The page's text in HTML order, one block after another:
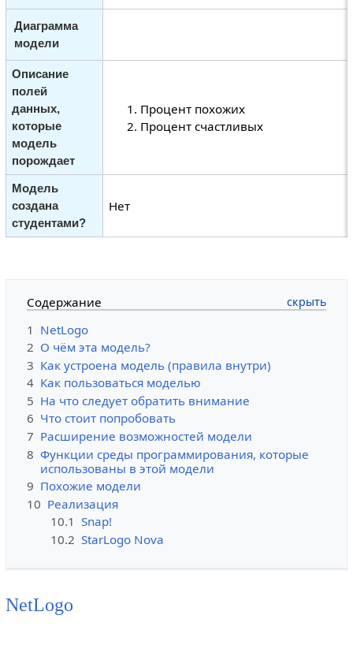
Диаграмма
модели
Описание
полей
данных,
которые
модель
порождает
Процент похожих
Процент счастливых
Модель
создана
студентами?
Нет
Содержание
1 NetLogo
2 О чём эта модель?
3 Как устроена модель (правила внутри)
4 Как пользоваться моделью
5 На что следует обратить внимание
6 Что стоит попробовать
7 Расширение возможностей модели
8 Функции среды программирования, которые
использованы в этой модели
9 Похожие модели
10 Реализация
10.1 Snap!
10.2 StarLogo Nova
NetLogo